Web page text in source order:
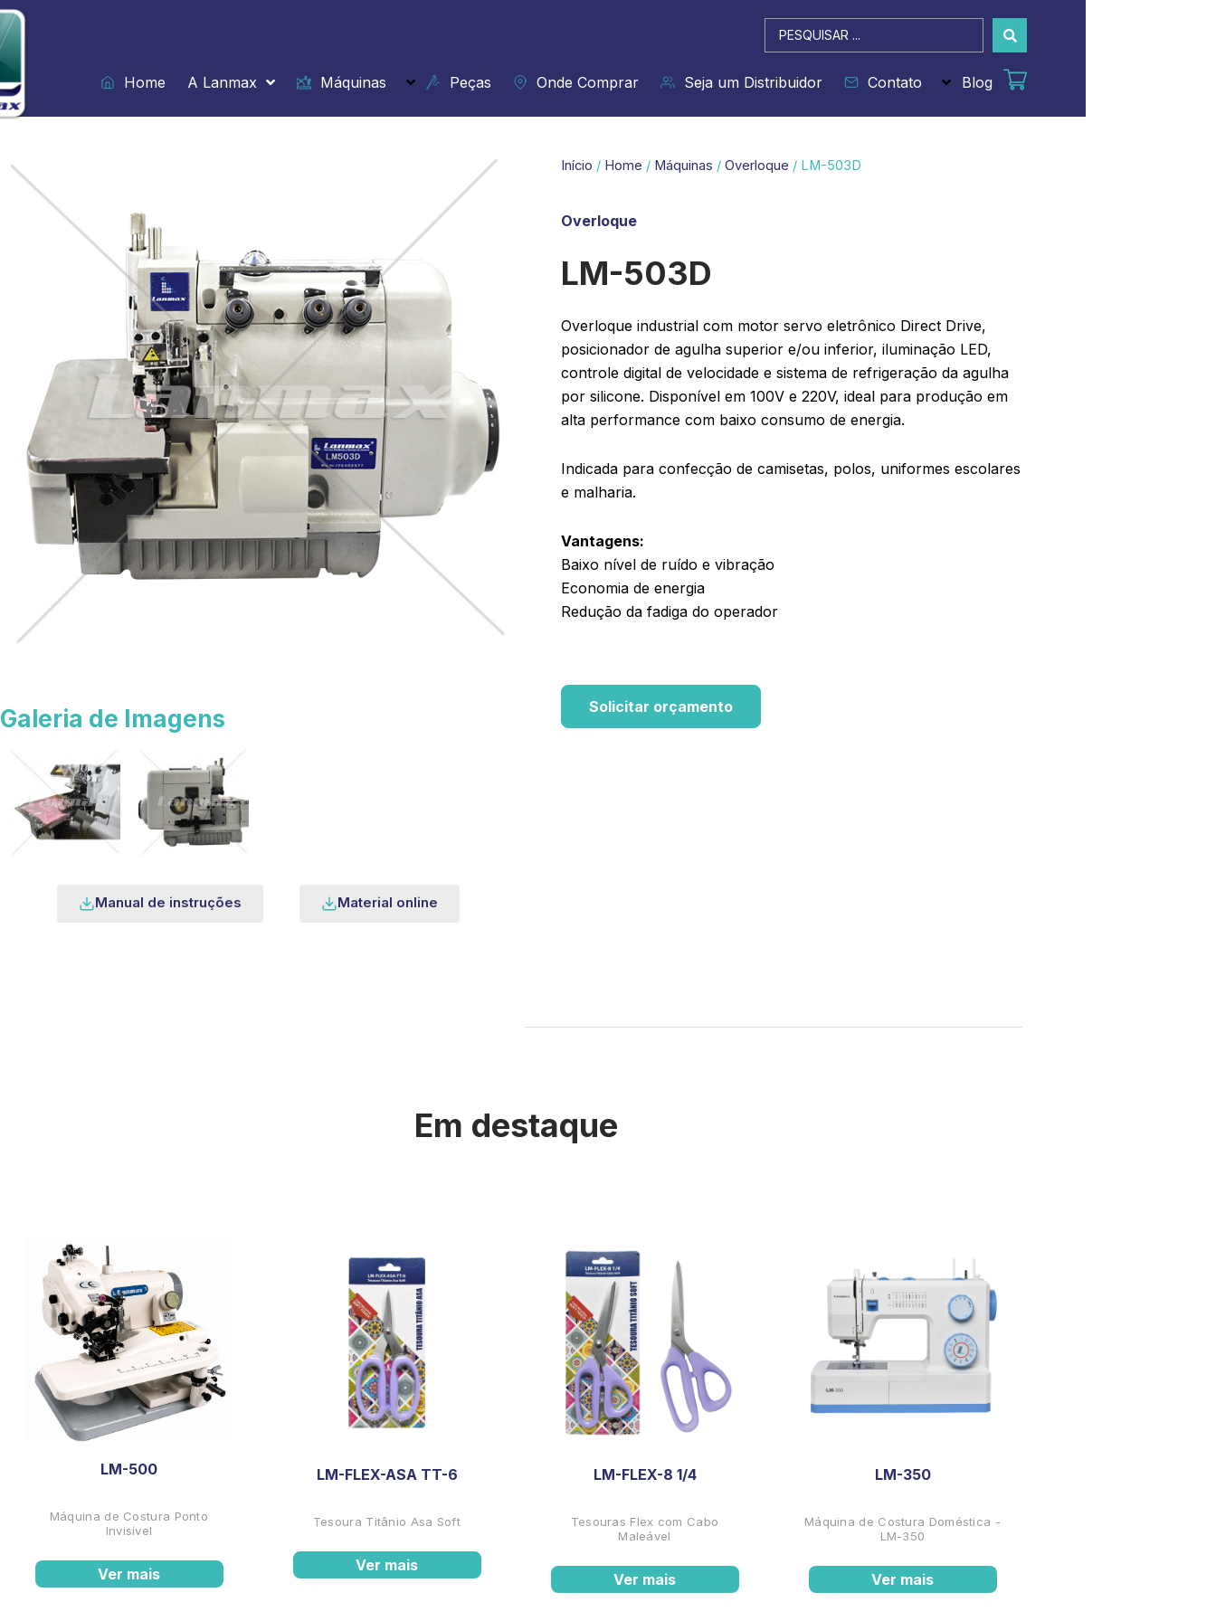
Ir
para
o
conteúdo
Pesquisar
...
Home
A Lanmax Máquinas Peças Onde Comprar Seja um Distribuidor Contato Blog
Galeria de Imagens
Manual de instruções Material online
Início / Home / Máquinas / Overloque / LM-503D
Overloque
LM-503D
Overloque industrial com motor servo eletrônico Direct Drive,
posicionador de agulha superior e/ou inferior, iluminação LED,
controle digital de velocidade e sistema de refrigeração da agulha
por silicone. Disponível em 100V e 220V, ideal para produção em
alta performance com baixo consumo de energia.
Indicada para confecção de camisetas, polos, uniformes escolares
e malharia.
Vantagens:
Baixo nível de ruído e vibração
Economia de energia
Redução da fadiga do operador
Solicitar orçamento
Em destaque
LM-500
Máquina de Costura Ponto
Invisível
Ver mais
LM-FLEX-ASA TT-6
Tesoura Titânio Asa Soft
Ver mais
LM-FLEX-8 1/4
Tesouras Flex com Cabo
Maleável
Ver mais
LM-350
Máquina de Costura Doméstica -
LM-350
Ver mais